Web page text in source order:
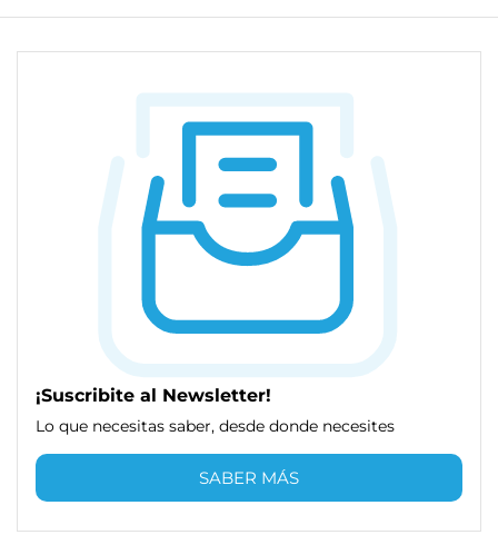
¡Suscribite al Newsletter!
Lo que necesitas saber, desde donde necesites
SABER MÁS